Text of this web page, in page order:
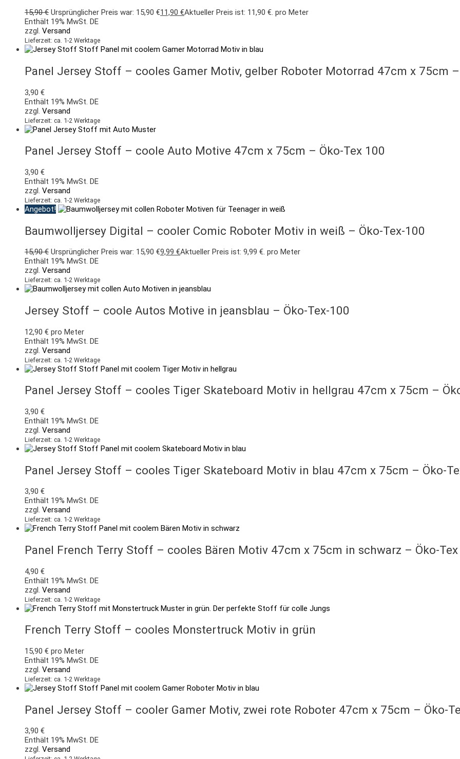
15,90€ Ursprünglicher Preis war: 15,90 €11,90 €Aktueller Preis ist: 11,90 €. pro Meter
Enthält 19% MwSt. DE
zzgl. Versand
Lieferzeit: ca. 1-2 Werktage
Panel Jersey Stoff – cooles Gamer Motiv, gelber Roboter Motorrad 47cm x 75cm
3,90 €
Enthält 19% MwSt. DE
zzgl. Versand
Lieferzeit: ca. 1-2 Werktage
Panel Jersey Stoff – coole Auto Motive 47cm x 75cm – Öko-Tex 100
3,90 €
Enthält 19% MwSt. DE
zzgl. Versand
Lieferzeit: ca. 1-2 Werktage
Angebot!
Baumwolljersey Digital – cooler Comic Roboter Motiv in weiß – Öko-Tex-100
15,90€ Ursprünglicher Preis war: 15,90 €9,99 €Aktueller Preis ist: 9,99 €. pro Meter
Enthält 19% MwSt. DE
zzgl. Versand
Lieferzeit: ca. 1-2 Werktage
Jersey Stoff – coole Autos Motive in jeansblau – Öko-Tex-100
12,90 € pro Meter
Enthält 19% MwSt. DE
zzgl. Versand
Lieferzeit: ca. 1-2 Werktage
Panel Jersey Stoff – cooles Tiger Skateboard Motiv in hellgrau 47cm x 75cm –
3,90 €
Enthält 19% MwSt. DE
zzgl. Versand
Lieferzeit: ca. 1-2 Werktage
Panel Jersey Stoff – cooles Tiger Skateboard Motiv in blau 47cm x 75cm – Öko-
3,90 €
Enthält 19% MwSt. DE
zzgl. Versand
Lieferzeit: ca. 1-2 Werktage
Panel French Terry Stoff – cooles Bären Motiv 47cm x 75cm in schwarz – Öko-
4,90 €
Enthält 19% MwSt. DE
zzgl. Versand
Lieferzeit: ca. 1-2 Werktage
French Terry Stoff – cooles Monstertruck Motiv in grün
15,90 € pro Meter
Enthält 19% MwSt. DE
zzgl. Versand
Lieferzeit: ca. 1-2 Werktage
Panel Jersey Stoff – cooler Gamer Motiv, zwei rote Roboter 47cm x 75cm – Öko-
3,90 €
Enthält 19% MwSt. DE
zzgl. Versand